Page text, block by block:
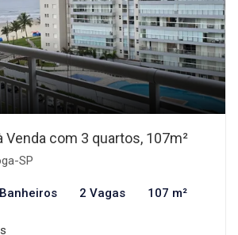
Venda com 3 quartos, 107m²
SP
2 Vagas 107 m²